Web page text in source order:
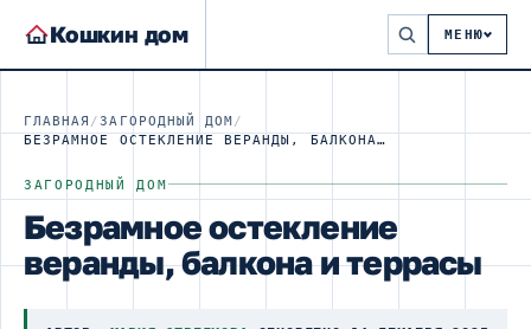
Кошкин дом МЕНЮ
ГЛАВНАЯ /ЗАГОРОДНЫЙ ДОМ /
БЕЗРАМНОЕ ОСТЕКЛЕНИЕ ВЕРАНДЫ, БАЛКОНА И ТЕРРАСЫ
ЗАГОРОДНЫЙ ДОМ
Безрамное остекление
веранды, балкона и террасы